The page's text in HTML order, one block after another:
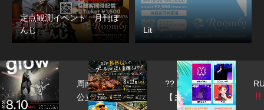
定点観測イベント 月刊ぼ
んじ
Lit
周南
公立
??
【ま
RUiPA